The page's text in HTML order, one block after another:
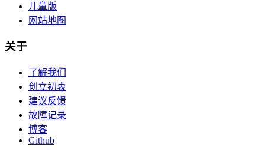
儿童版
网站地图
关于
了解我们
创立初衷
建议反馈
故障记录
博客
Github